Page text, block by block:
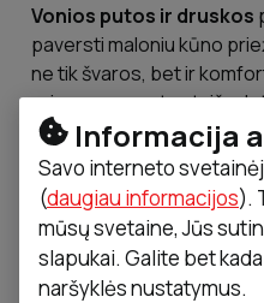
Vonios putos ir druskos
paversti maloniu kūno
ne tik švaros, bet ir
priemones verta
intensyvumą ir sudėties
Vonios putos ir druskos
Informacija
Savo interneto
(daugiau informacijos).
mūsų svetaine, Jūs
slapukai. Galite bet
naršyklės nustatymus.